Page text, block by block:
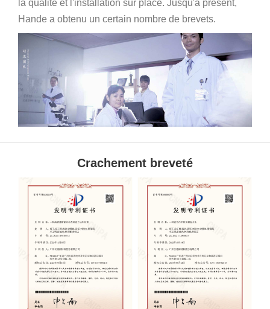
la qualité et l'installation sur place. Jusqu'à présent,
Hande a obtenu un certain nombre de brevets.
Crachement breveté